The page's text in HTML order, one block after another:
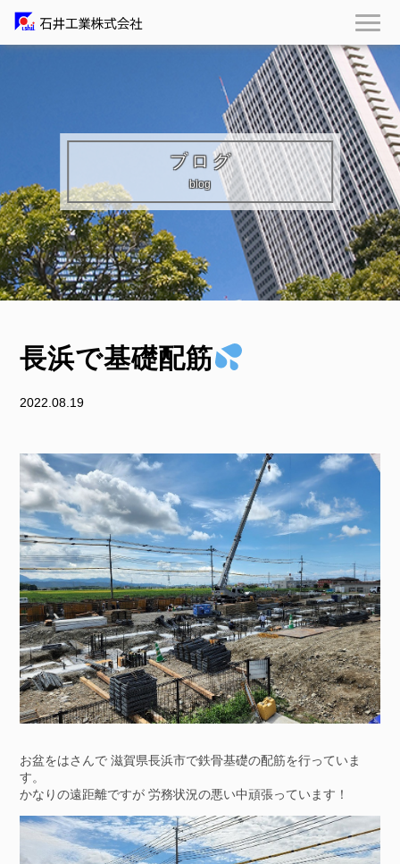
ブログ
blog
長浜で基礎配筋
2022.08.19
お盆をはさんで 滋賀県長浜市で鉄骨基礎の配筋を行っていま
す。
かなりの遠距離ですが 労務状況の悪い中頑張っています！